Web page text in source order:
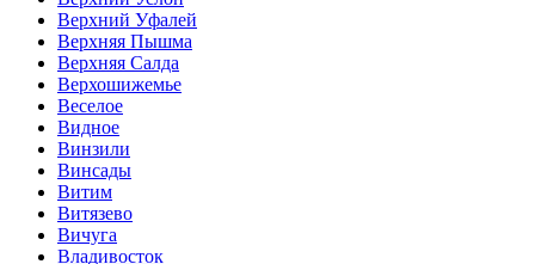
Верхний Уфалей
Верхняя Пышма
Верхняя Салда
Верхошижемье
Веселое
Видное
Винзили
Винсады
Витим
Витязево
Вичуга
Владивосток